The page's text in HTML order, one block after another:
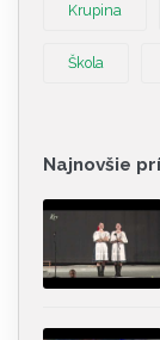
Krupina
Škola
Najnovšie